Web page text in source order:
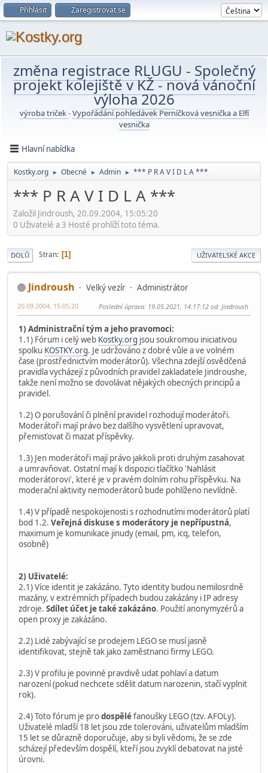
Přihlásit Zaregistrovat se
změna registrace RLUGU - Společný
projekt kolejiště v KŽ-nová vánoční
výloha 2026
výroba triček-Vypořádání pohledávek Perníčková vesnička a Elfí
vesnička
Hlavní nabídka
Kostky.org ► Obecné ► Admin ► *** P R A V I D L A ***
*** P R A V I D L A ***
Založil Jindroush, 20.09.2004, 15:05:20
0 Uživatelé a 3 Hosté prohlíží toto téma.
DOLŮ Stran 1 UŽIVATELSKÉ AKCE
Jindroush Velký vezír Administrátor
20.09.2004, 15:05:20 Poslední úprava: 19.05.2021, 14:17:12 od: Jindroush
1) Administrační tým a jeho pravomoci:
1.1) Fórum i celý web Kostky.org jsou soukromou iniciativou
spolku KOSTKY.org. Je udržováno z dobré vůle a ve volném
čase (prostřednictvím moderátorů). Všechna zdejší osvědčená
pravidla vycházejí z původních pravidel zakladatele Jindroushe,
takže není možno se dovolávat nějakých obecných principů a
pravidel.
1.2) O porušování či plnění pravidel rozhodují moderátoři.
Moderátoři mají právo bez dalšího vysvětlení upravovat,
přemisťovat či mazat příspěvky.
1.3) Jen moderátoři mají právo jakkoli proti druhým zasahovat
a umravňovat. Ostatní mají k dispozici tlačítko 'Nahlásit
moderátorovi', které je v pravém dolním rohu příspěvku. Na
moderační aktivity nemoderátorů bude pohlíženo nevlídně.
1.4) V případě nespokojenosti s rozhodnutími moderátorů platí
bod 1.2. Veřejná diskuse s moderátory je nepřípustná,
maximum je komunikace jinudy (email, pm, icq, telefon,
osobně)
2) Uživatelé:
2.1) Více identit je zakázáno. Tyto identity budou nemilosrdně
mazány, v extrémních případech budou zakázány i IP adresy
zdroje. Sdílet účet je také zakázáno. Použití anonymyzérů a
open proxy je zakázáno.
2.2) Lidé zabývající se prodejem LEGO se musí jasně
identifikovat, stejně tak jako zaměstnanci firmy LEGO.
2.3) V profilu je povinné pravdivě udat pohlaví a datum
narození (pokud nechcete sdělit datum narozenin, stačí vyplnit
rok).
2.4) Toto fórum je prodospěléfanoušky LEGO (tzv. AFOLy).
Uživatelé mladší 18 let jsou zde tolerováni, uživatelům mladším
15 let se důrazně doporučuje, aby si byli vědomi, že se zde
scházejí především dospělí, kteří jsou zvyklí debatovat na jisté
úrovni.